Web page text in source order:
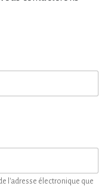
l'adresse électronique que